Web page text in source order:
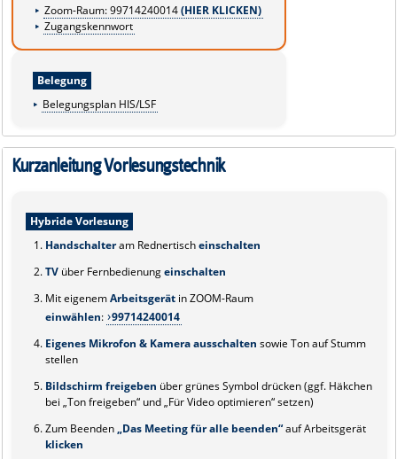
Zoom-Raum: 99714240014(HIER KLICKEN)
Zugangskennwort
Belegung
Belegungsplan HIS/LSF
Kurzanleitung Vorlesungstechnik
Hybride Vorlesung
Handschalteram Rednertischeinschalten
TV über Fernbedienungeinschalten
Mit eigenemArbeitsgerätin ZOOM-Raum
einwählen: 99714240014
Eigenes Mikrofon & Kamera ausschalten sowie Ton auf Stumm
stellen
Bildschirm freigeben über grünes Symbol drücken (ggf. Häkchen
bei „Ton freigeben“ und „Für Video optimieren“ setzen)
Zum Beenden„Das Meeting für alle beenden“auf Arbeitsgerät
klicken